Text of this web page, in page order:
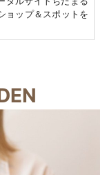
ョップ＆スポットを